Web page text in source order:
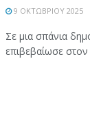
9 ΟΚΤΩΒΡΊΟΥ 2025
Σε μια σπάνια
επιβεβαίωσε